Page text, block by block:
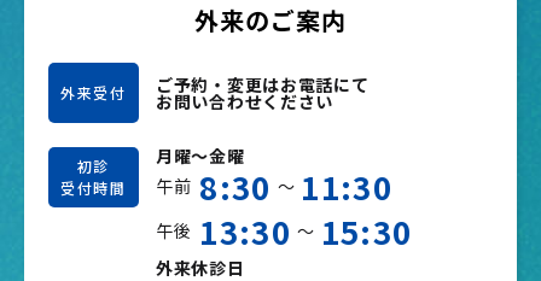
外来のご案内
外来受付 ご予約・変更はお電話にて
お問い合わせください
初診
受付時間
月曜～金曜
午前 8:30 ～ 11:30
午後 13:30 ～ 15:30
外来休診日